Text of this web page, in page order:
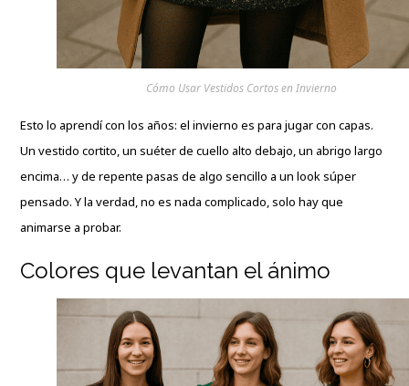
Cómo Usar Vestidos Cortos en Invierno
Esto lo aprendí con los años: el invierno es para jugar con capas.
Un vestido cortito, un suéter de cuello alto debajo, un abrigo largo
encima… y de repente pasas de algo sencillo a un look súper
pensado. Y la verdad, no es nada complicado, solo hay que
animarse a probar.
Colores que levantan el ánimo